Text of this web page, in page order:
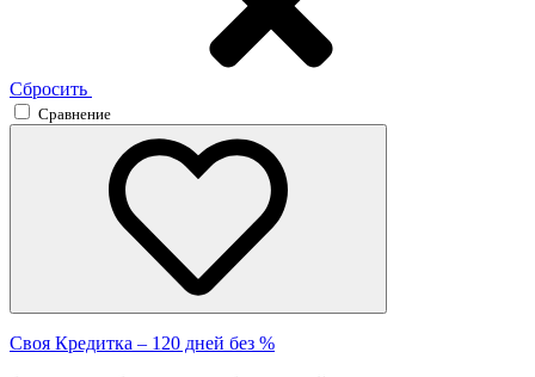
Сбросить
Сравнение
Своя Кредитка – 120 дней без %